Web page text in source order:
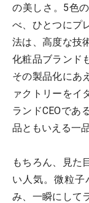
の美しさ。5色
べ、ひとつにプ
法は、高度な技
化粧品ブランド
その製品化にあ
ァクトリーをイ
ランドCEOであ
品ともいえる一品
もちろん、見た
い人気。微粒
み、一瞬にして